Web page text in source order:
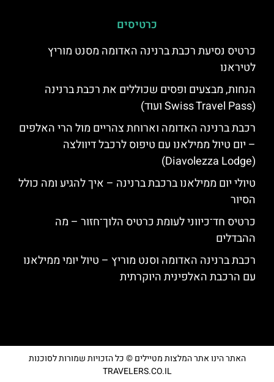
כרטיסים
כרטיס נסיעת רכבת ברנינה האדומה מסנט מוריץ
לטיראנו
הנחות, מבצעים ופסים שכוללים את רכבת ברנינה
(Swiss Travel Pass ועוד)
רכבת ברנינה האדומה וארוחת צהריים מול הרי האלפים
– יום טיול ממילאנו עם טיפוס לרכבל דיוולצה
(Diavolezza Lodge)
טיולי יום ממילאנו ברכבת ברנינה – איך להגיע ומה כולל
הסיור
כרטיס חד־כיווני לעומת כרטיס הלוך־חזור – מה
ההבדלים
רכבת ברנינה האדומה וסנט מוריץ – טיול יומי ממילאנו
עם הרכבת האלפינית היוקרתית
האתר הינו אתר המלצות מטיילים © כל הזכויות שמורות לסוכנות
TRAVELERS.CO.IL